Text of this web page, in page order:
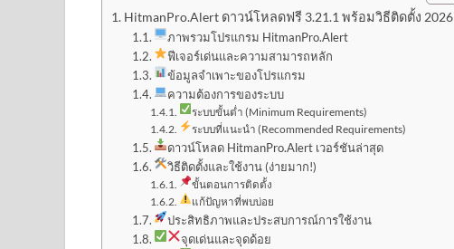
HitmanPro.Alert ดาวน์โหลดฟรี 3.21.1 พร้อมวิธีติดตั้ง 2026
ภาพรวมโปรแกรม HitmanPro.Alert
ฟีเจอร์เด่นและความสามารถหลัก
ข้อมูลจำเพาะของโปรแกรม
ความต้องการของระบบ
ระบบขั้นต่ำ (Minimum Requirements)
ระบบที่แนะนำ (Recommended Requirements)
ดาวน์โหลด HitmanPro.Alert เวอร์ชันล่าสุด
วิธีติดตั้งและใช้งาน (ง่ายมาก!)
ขั้นตอนการติดตั้ง
แก้ปัญหาที่พบบ่อย
ประสิทธิภาพและประสบการณ์การใช้งาน
จุดเด่นและจุดด้อย